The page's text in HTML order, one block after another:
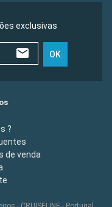
exclusivas
OK
?
de venda